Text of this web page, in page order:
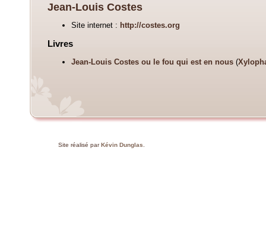
Jean-Louis Costes
Site internet : http://costes.org
Livres
Jean-Louis Costes ou le fou qui est en nous (
Site réalisé parKévin Dunglas